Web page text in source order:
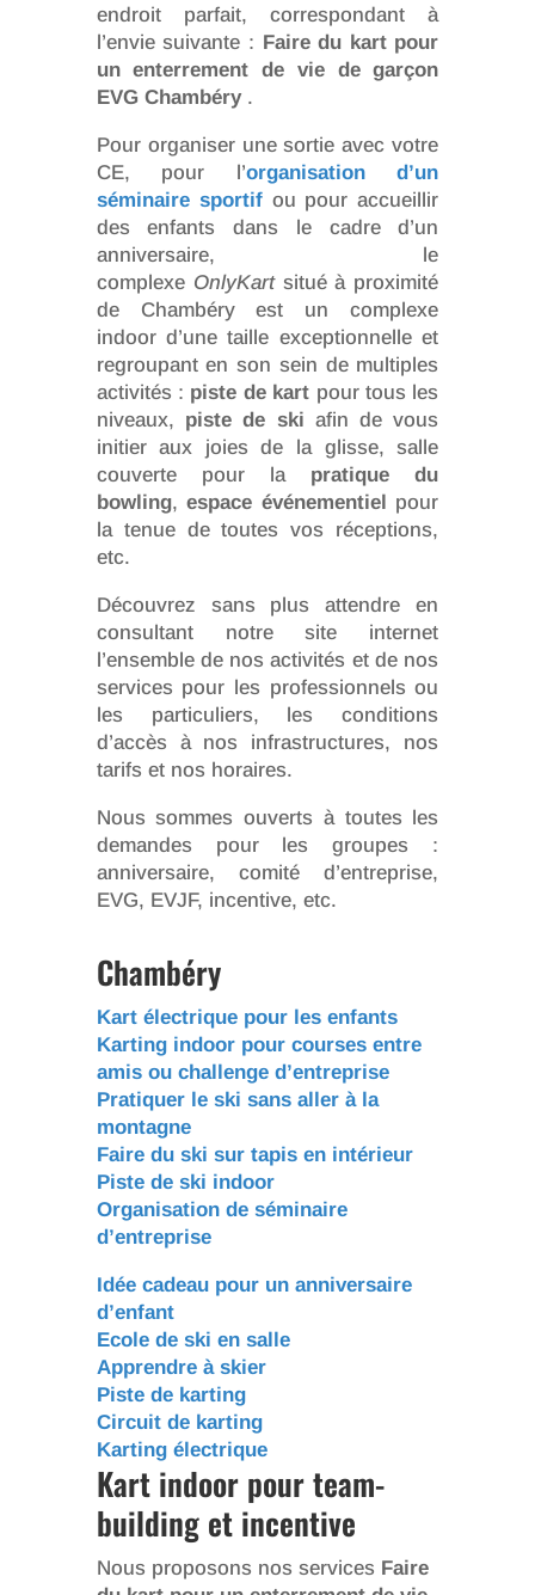
endroit parfait, correspondant à
l’envie suivante : Faire du kart pour
un enterrement de vie de garçon
EVG Chambéry .
Pour organiser une sortie avec votre
CE, pour l’organisation d’un
séminaire sportifou pour accueillir
des enfants dans le cadre d’un
anniversaire, le
complexe OnlyKartsitué à proximité
de Chambéry est un complexe
indoor d’une taille exceptionnelle et
regroupant en son sein de multiples
activités : piste de kart pour tous les
niveaux, piste de ski afin de vous
initier aux joies de la glisse, salle
couverte pour la pratique du
bowling,espace événementiel
pour
la tenue de toutes vos réceptions,
etc.
Découvrez sans plus attendre en
consultant notre site internet
l’ensemble de nos activités et de nos
services pour les professionnels ou
les particuliers, les conditions
d’accès à nos infrastructures, nos
tarifs et nos horaires.
Nous sommes ouverts à toutes les
demandes pour les groupes :
anniversaire, comité d’entreprise,
EVG, EVJF, incentive, etc.
Chambéry
Kart électrique pour les enfants
Karting indoor pour courses entre
amis ou challenge d’entreprise
Pratiquer le ski sans aller à la
montagne
Faire du ski sur tapis en intérieur
Piste de ski indoor
Organisation de séminaire
d’entreprise
Idée cadeau pour un anniversaire
d’enfant
Ecole de ski en salle
Apprendre à skier
Piste de karting
Circuit de karting
Karting électrique
Kart indoor pour team-
building et incentive
Nous proposons nos services Faire